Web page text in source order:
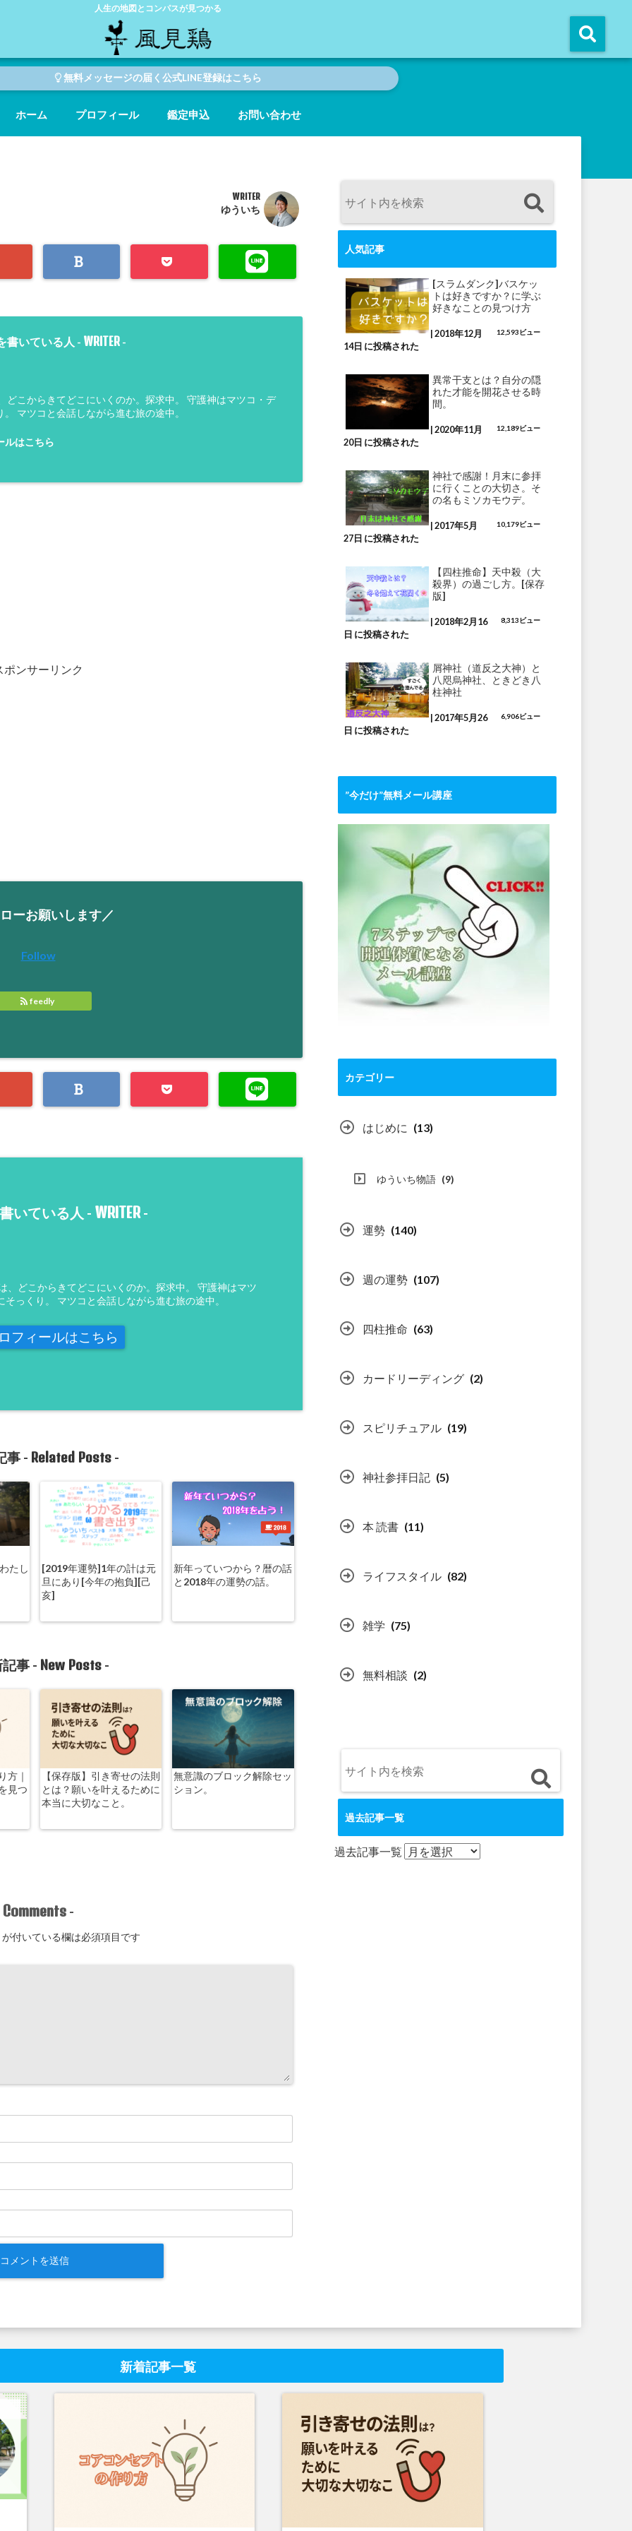
人生の地図とコンパスが見つかる
無料メッセージの届く公式LINE登録はこちら
ホーム プロフィール 鑑定申込 お問い合わせ
WRITER
ゆういち
書いている人 - WRITER-
どこからきてどこにいくのか。探求中。 守護神はマツコ・デ
マツコと会話しながら進む旅の途中。
ルはこちら
ポンサーリンク
ーお願いします／
Follow
feedly
いている人 - WRITER-
、どこからきてどこにいくのか。探求中。 守護神はマツ
そっくり。 マツコと会話しながら進む旅の途中。
フィールはこちら
事 - Related Posts-
たし
[2019年運勢]1年の計は元
旦にあり[今年の抱負][己
亥]
新年っていつから？暦の話
と2018年の運勢の話。
事 - New Posts -
方｜
見つ
【保存版】引き寄せの法則
とは？願いを叶えるために
本当に大切なこと。
無意識のブロック解除セッ
ション。
Comments -
が付いている欄は必須項目です
人気記事
[スラムダンク]バスケッ
トは好きですか？に学ぶ
好きなことの見つけ方
12,593ビュー
|2018年12月
14日 に投稿された
異常干支とは？自分の隠
れた才能を開花させる時
間。
12,189ビュー
|2020年11月
20日 に投稿された
神社で感謝！月末に参拝
に行くことの大切さ。そ
の名もミソカモウデ。
10,179ビュー
|2017年5月
27日 に投稿された
【四柱推命】天中殺（大
殺界）の過ごし方。[保存
版]
8,313ビュー
|2018年2月16
日 に投稿された
屑神社（道反之大神）と
八咫烏神社、ときどき八
柱神社
6,906ビュー
|2017年5月26
日 に投稿された
”今だけ”無料メール講座
カテゴリー
はじめに (13)
ゆういち物語 (9)
運勢 (140)
週の運勢 (107)
四柱推命 (63)
カードリーディング (2)
スピリチュアル (19)
神社参拝日記 (5)
本 読書 (11)
ライフスタイル (82)
雑学 (75)
無料相談 (2)
過去記事一覧
過去記事一覧
新着記事一覧